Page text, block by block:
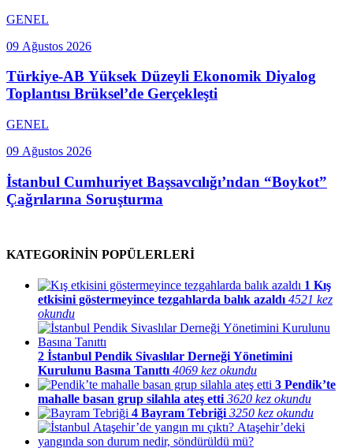
GENEL
09 Ağustos 2026
Türkiye-AB Yüksek Düzeyli Ekonomik Diyalog
Toplantısı Brüksel’de Gerçekleşti
GENEL
09 Ağustos 2026
İstanbul Cumhuriyet Başsavcılığı’ndan “Boykot”
Çağrılarına Soruşturma
KATEGORİNİN POPÜLERLERİ
1 Kış
etkisini göstermeyince tezgahlarda balık azaldı 4521 kez
okundu
2 İstanbul Pendik Sivaslılar Derneği Yönetimini
Kurulunu Basına Tanıttı 4069 kez okundu
3 Pendik’te
mahalle basan grup silahla ateş etti 3620 kez okundu
4 Bayram Tebriği 3250 kez okundu